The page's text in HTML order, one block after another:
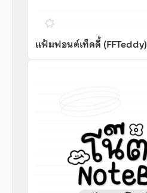
แฟ้มฟอนต์เท็ดดี้ (FFTeddy)